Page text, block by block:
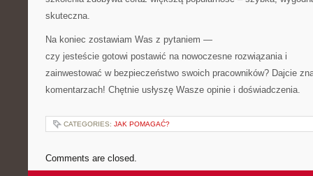
skuteczna.
Na koniec zostawiam Was z pytaniem —
czy jesteście gotowi postawić na nowoczesne rozwiązania i
zainwestować w bezpieczeństwo swoich pracowników? Dajcie
komentarzach! Chętnie usłyszę Wasze opinie i doświadczenia.
CATEGORIES: JAK POMAGAĆ?
Comments are closed.